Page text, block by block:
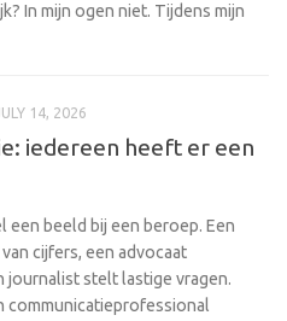
In mijn ogen niet. Tijdens mijn
14, 2026
iedereen heeft er een
een beeld bij een beroep. Een
cijfers, een advocaat
journalist stelt lastige vragen.
communicatieprofessional